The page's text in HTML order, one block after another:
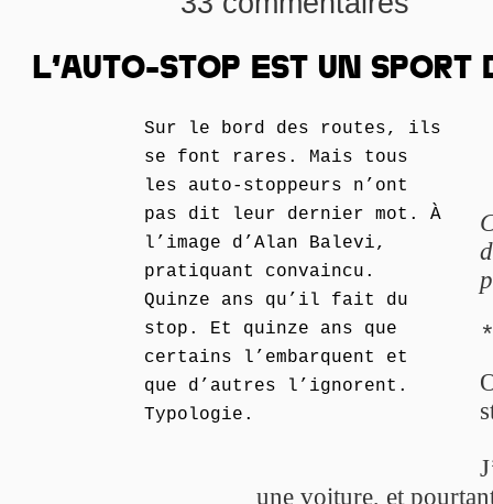
L’AUTO-STOP EST UN SPORT
Sur le bord des routes, ils
se font rares. Mais tous
les auto-stoppeurs n’ont
pas dit leur dernier mot. À
l’image d’Alan Balevi,
pratiquant convaincu.
Quinze ans qu’il fait du
stop. Et quinze ans que
certains l’embarquent et
que d’autres l’ignorent.
Typologie.
une voiture, et